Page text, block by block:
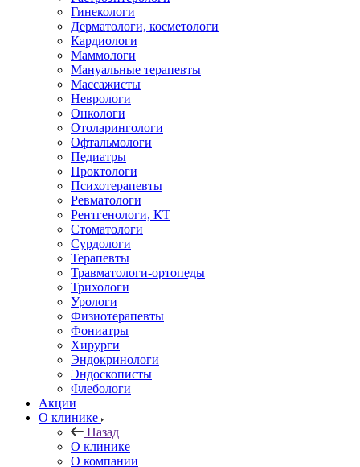
Гинекологи
Дерматологи, косметологи
Кардиологи
Маммологи
Мануальные терапевты
Массажисты
Неврологи
Онкологи
Отоларингологи
Офтальмологи
Педиатры
Проктологи
Психотерапевты
Ревматологи
Рентгенологи, КТ
Стоматологи
Сурдологи
Терапевты
Травматологи-ортопеды
Трихологи
Урологи
Физиотерапевты
Фониатры
Хирурги
Эндокринологи
Эндоскописты
Флебологи
Акции
О клинике
Назад
О клинике
О компании